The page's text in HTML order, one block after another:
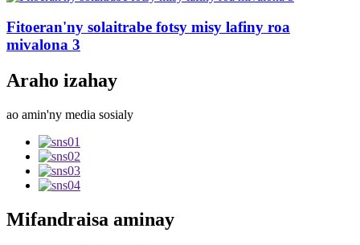
Fitoeran'ny solaitrabe fotsy misy lafiny roa
mivalona 3
Araho izahay
ao amin'ny media sosialy
Mifandraisa aminay